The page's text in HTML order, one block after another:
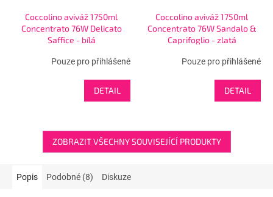
Coccolino aviváž 1750ml
Concentrato 76W Delicato
Saffice - bílá
Pouze pro přihlášené
DETAIL
Coccolino aviváž 1750ml
Concentrato 76W Sandalo &
Caprifoglio - zlatá
Pouze pro přihlášené
DETAIL
ZOBRAZIT VŠECHNY SOUVISEJÍCÍ PRODUKTY
Popis Podobné (8) Diskuze